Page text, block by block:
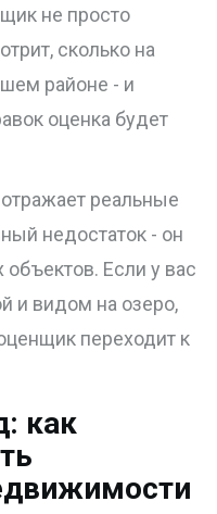
не просто
сколько на
районе - и
оценка будет
реальные
недостаток - он
объектов. Если у вас
и видом на озеро,
переходит к
как